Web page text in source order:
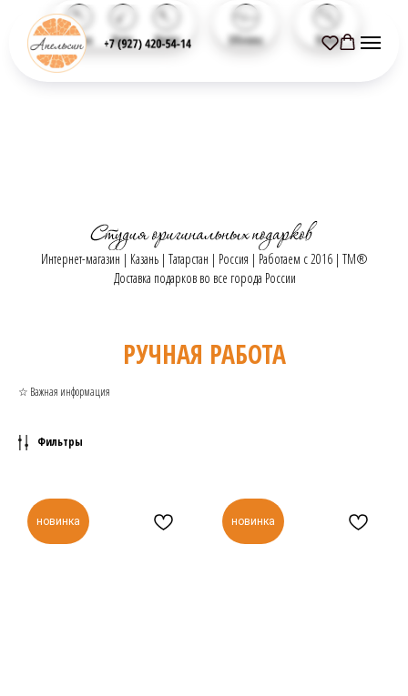
Обзоры
Вниз Вверх
Назад Поиск
Интернет-магазин | Казань | Татарстан | Россия | Работаем с 2016 | TM®
Доставка подарков во все города России
РУЧНАЯ РАБОТА
☆ Важная информация
Фильтры
новинка новинка